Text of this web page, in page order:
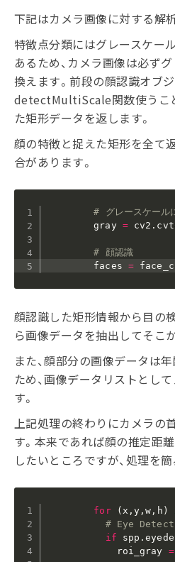
下記はカメラ画像に対する解
特徴点分類にはグレースケー
あるため、カメラ画像は必ず
換えます。前段の顔認識オブ
detectMultiScale関数使うこ
た矩形データを返します。
顔の特徴と捉えた矩形を全て
合があります。
# グレースケール
        gray
= cv2 .
# 顔認識
        faces
=
顔認識した矩形情報から目の
ら画像データを抽出してそこ
また、顔部分の画像データは
ため、画像データリストとし
す。
上記処理の終わりにカメラの
す。本来であれば顔の推定距
したいところですが、処理を
for ( x ,y ,w , h )
# Eye Detect
if spp .
            roi_gray
=